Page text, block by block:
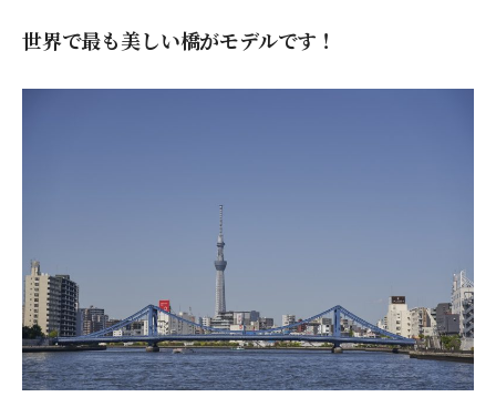
世界で最も美しい橋がモデルです！